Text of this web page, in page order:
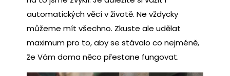
automatických věcí v životě. Ne vždycky
můžeme mít všechno. Zkuste ale udělat
maximum pro to, aby se stávalo co nejméně,
že Vám doma něco přestane fungovat.